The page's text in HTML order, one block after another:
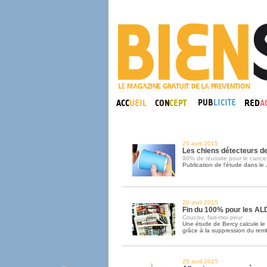
20 avril 2015
Les chiens détecteurs
90% de réussite pour le
Publication de l’étude dans le
20 avril 2015
Fin du 100% pour les
Coucou, fais-moi peur
Une étude de Bercy calcule
grâce à la suppression du
20 avril 2015